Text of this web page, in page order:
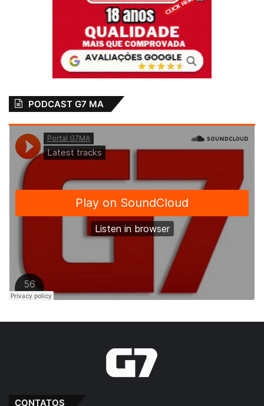
PODCAST G7 MA
CONTATOS